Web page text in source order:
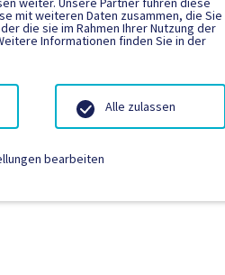
mit weiteren Daten zusammen, die Sie
die sie im Rahmen Ihrer Nutzung der
Informationen finden Sie in der
bearbeiten
Alle zulassen